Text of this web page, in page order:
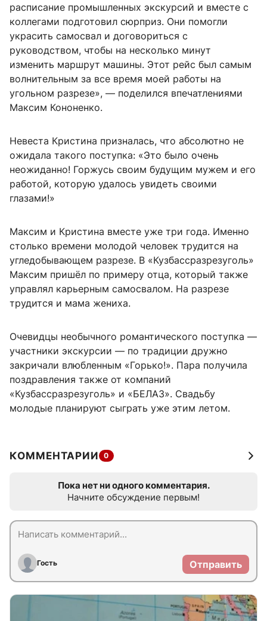
расписание промышленных экскурсий и вместе с
коллегами подготовил сюрприз. Они помогли
украсить самосвал и договориться с
руководством, чтобы на несколько минут
изменить маршрут машины. Этот рейс был самым
волнительным за все время моей работы на
угольном разрезе», — поделился впечатлениями
Максим Кононенко.
Невеста Кристина призналась, что абсолютно не
ожидала такого поступка: «Это было очень
неожиданно! Горжусь своим будущим мужем и его
работой, которую удалось увидеть своими
глазами!»
Максим и Кристина вместе уже три года. Именно
столько времени молодой человек трудится на
угледобывающем разрезе. В «Кузбассразрезуголь»
Максим пришёл по примеру отца, который также
управлял карьерным самосвалом. На разрезе
трудится и мама жениха.
Очевидцы необычного романтического поступка —
участники экскурсии — по традиции дружно
закричали влюбленным «Горько!». Пара получила
поздравления также от компаний
«Кузбассразрезуголь» и «БЕЛАЗ». Свадьбу
молодые планируют сыграть уже этим летом.
КОММЕНТАРИИ 0
Пока нет ни одного комментария.
Начните обсуждение первым!
Гость Отправить